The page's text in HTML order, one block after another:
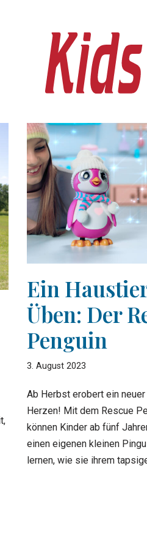
Ein
Üben: Der
Penguin
3. August 2023
Ab Herbst erobert ein
Herzen! Mit dem Rescue
können Kinder ab fünf
einen eigenen kleinen
lernen, wie sie ihrem